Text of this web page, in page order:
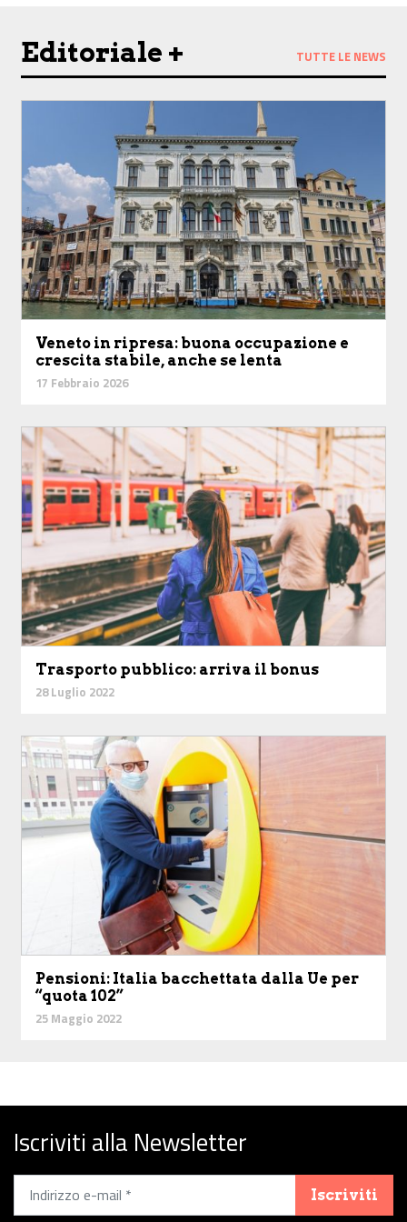
Editoriale + TUTTE LE NEWS
Veneto in ripresa: buona occupazione e
crescita stabile, anche se lenta
17 Febbraio 2026
Trasporto pubblico: arriva il bonus
28 Luglio 2022
Pensioni: Italia bacchettata dalla Ue per
“quota 102”
25 Maggio 2022
Iscriviti alla Newsletter
Iscriviti